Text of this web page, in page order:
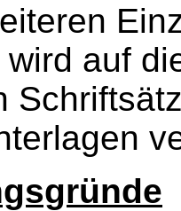
auf